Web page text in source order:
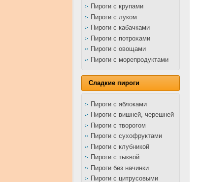
Пироги с крупами
Пироги с луком
Пироги с кабачками
Пироги с потрохами
Пироги с овощами
Пироги с морепродуктами
Сладкие пироги
Пироги с яблоками
Пироги с вишней, черешней
Пироги с творогом
Пироги с сухофруктами
Пироги с клубникой
Пироги с тыквой
Пироги без начинки
Пироги с цитрусовыми